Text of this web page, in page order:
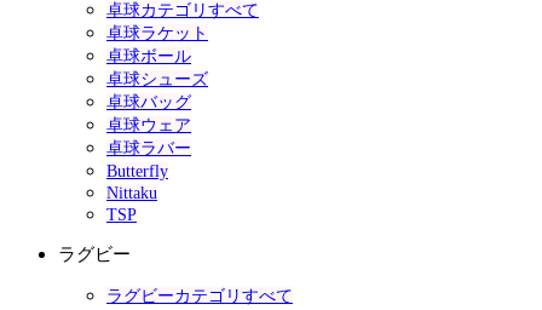
卓球カテゴリすべて
卓球ラケット
卓球ボール
卓球シューズ
卓球バッグ
卓球ウェア
卓球ラバー
Butterfly
Nittaku
TSP
ラグビー
ラグビーカテゴリすべて